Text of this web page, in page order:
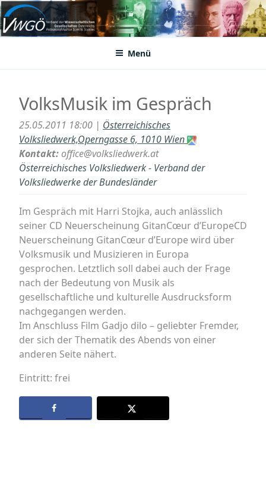
Zum
Inhalt
springenVWGÖ
Federation of Austrian Scientific Societies
Menü
VolksMusik im Gespräch
25.05.2011 18:00 | Österreichisches
Volksliedwerk,Operngasse 6, 1010 Wien
Kontakt:office@volksliedwerk.at
Österreichisches Volksliedwerk - Verband der
Volksliedwerke der Bundesländer
Im Gespräch mit Harri Stojka, auch anlässlich
seiner CD Neuerscheinung GitanCœur d’EuropeCD
Neuerscheinung GitanCœur d’Europe wird über
Volksmusik und Musizieren in Europa
gesprochen. Letztlich soll dabei auch der Frage
nach der Bedeutung von Musik als
gesellschaftliche und kulturelle Ausdrucksform
nachgegangen werden.
Im Anschluss Film Gadjo dilo – geliebter Fremder,
der sich der Thematik des Abends von einer
anderen Seite nähert.
Eintritt: frei